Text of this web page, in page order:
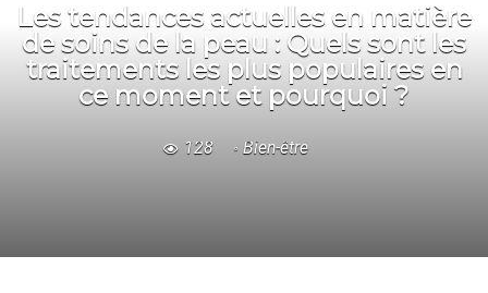
Les tendances actuelles en matière
de soins de la peau : Quels sont les
traitements les plus populaires en
ce moment et pourquoi ?
128 Bien-être